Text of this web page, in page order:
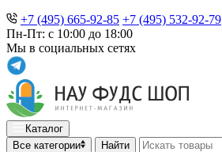
+7 (495) 665-92-85 +7 (495) 532-92-79
Пн-Пт: с 10:00 до 18:00
Мы в социальных сетях
Каталог
Все категории
Найти